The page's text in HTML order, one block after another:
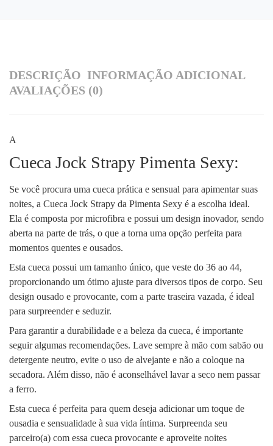
DESCRIÇÃO INFORMAÇÃO ADICIONAL
AVALIAÇÕES (0)
A
Cueca Jock Strapy Pimenta Sexy:
Se você procura uma cueca prática e sensual para apimentar suas
noites, a Cueca Jock Strapy da Pimenta Sexy é a escolha ideal.
Ela é composta por microfibra e possui um design inovador, sendo
aberta na parte de trás, o que a torna uma opção perfeita para
momentos quentes e ousados.
Esta cueca possui um tamanho único, que veste do 36 ao 44,
proporcionando um ótimo ajuste para diversos tipos de corpo. Seu
design ousado e provocante, com a parte traseira vazada, é ideal
para surpreender e seduzir.
Para garantir a durabilidade e a beleza da cueca, é importante
seguir algumas recomendações. Lave sempre à mão com sabão ou
detergente neutro, evite o uso de alvejante e não a coloque na
secadora. Além disso, não é aconselhável lavar a seco nem passar
a ferro.
Esta cueca é perfeita para quem deseja adicionar um toque de
ousadia e sensualidade à sua vida íntima. Surpreenda seu
parceiro(a) com essa cueca provocante e aproveite noites